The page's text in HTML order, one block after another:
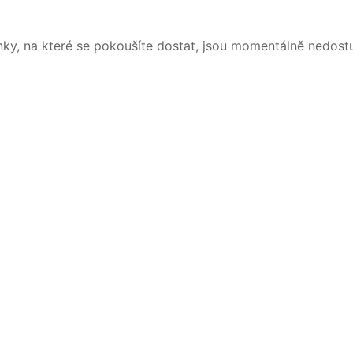
na které se pokoušíte dostat, jsou momentálně